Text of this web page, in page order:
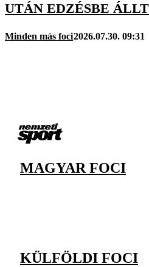
UTÁN EDZÉSBE
Minden más foci2026.07.30. 09:31
MAGYAR FOCI
KÜLFÖLDI FOCI